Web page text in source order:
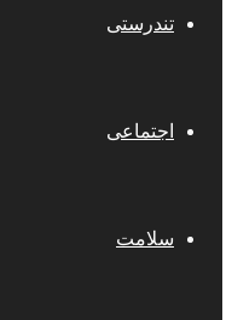
تندرستی
اجتماعی
سلامت